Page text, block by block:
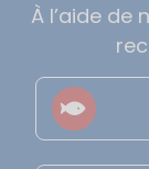
À l’aide de